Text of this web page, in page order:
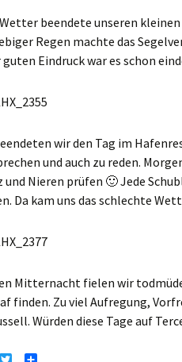
beendete unseren
Regen machte das
guten Eindruck war es schon
wir den Tag im
und auch zu reden.
und Nieren prüfen 🙂 Jede
Da kam uns das schlechte
Mitternacht fielen wir
finden. Zu viel Aufregung,
Würden diese Tage auf